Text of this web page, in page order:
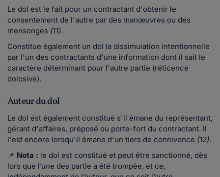
Le dol est le fait pour un contractant d'obtenir le
consentement de l'autre par des manœuvres ou des
mensonges (11).
Constitue également un dol la dissimulation intentionnelle
par l'un des contractants d'une information dont il sait le
caractère déterminant pour l'autre partie (réticence
dolosive).
Auteur du dol
Le dol est également constitué s'il émane du représentant,
gérant d'affaires, préposé ou porte-fort du contractant. Il
l'est encore lorsqu'il émane d'un tiers de connivence (12).
📌 Nota : le dol est constitué et peut être sanctionné, dès
lors que l’une des partie a été trompée, et ce,